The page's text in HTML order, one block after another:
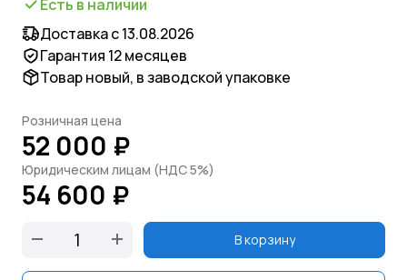
Есть в наличии
Доставка с 13.08.2026
Гарантия 12 месяцев
Товар новый, в заводской упаковке
Розничная цена
52 000 ₽
Юридическим лицам (НДС 5%)
54 600 ₽
В корзину